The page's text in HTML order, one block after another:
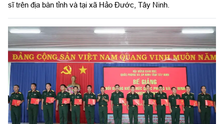
sĩ trên địa bàn tỉnh và tại xã Hảo Đước, Tây Ninh.